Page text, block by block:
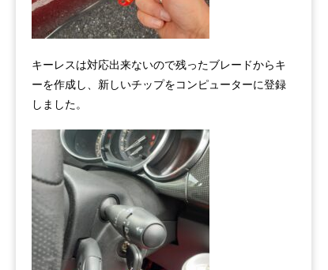
キーレスは対応出来ないので残ったブレードからキ
ーを作成し、新しいチップをコンピューターに登録
しました。